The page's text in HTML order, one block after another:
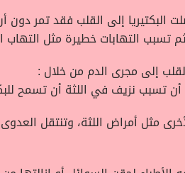
البكتيريا إلى القلب فقد تمر
تسبب التهابات خطيرة مثل
إلى مجرى الدم من خلال :
تسبب نزيف في اللثة أن تسمح
مثل أمراض اللثة، وتنتقل